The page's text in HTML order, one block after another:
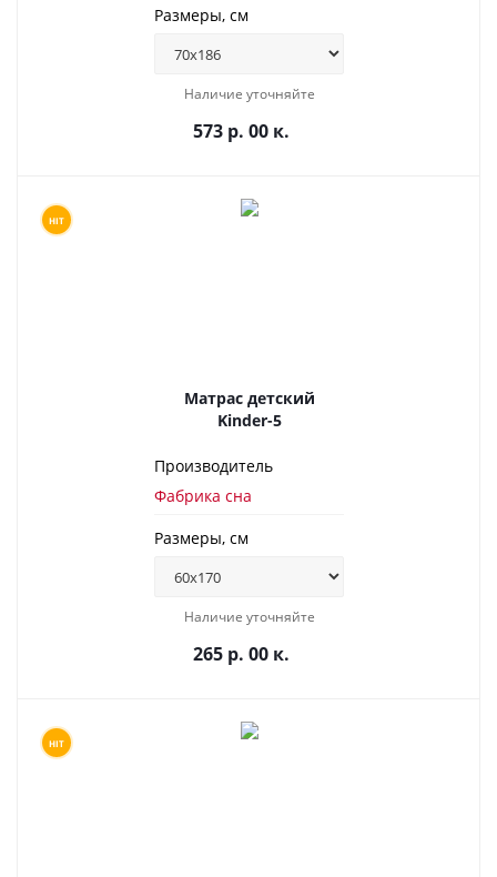
Размеры, см
Наличие уточняйте
573 р. 00 к.
HIT
Матрас детский
Kinder-5
Производитель
Фабрика сна
Размеры, см
Наличие уточняйте
265 р. 00 к.
HIT